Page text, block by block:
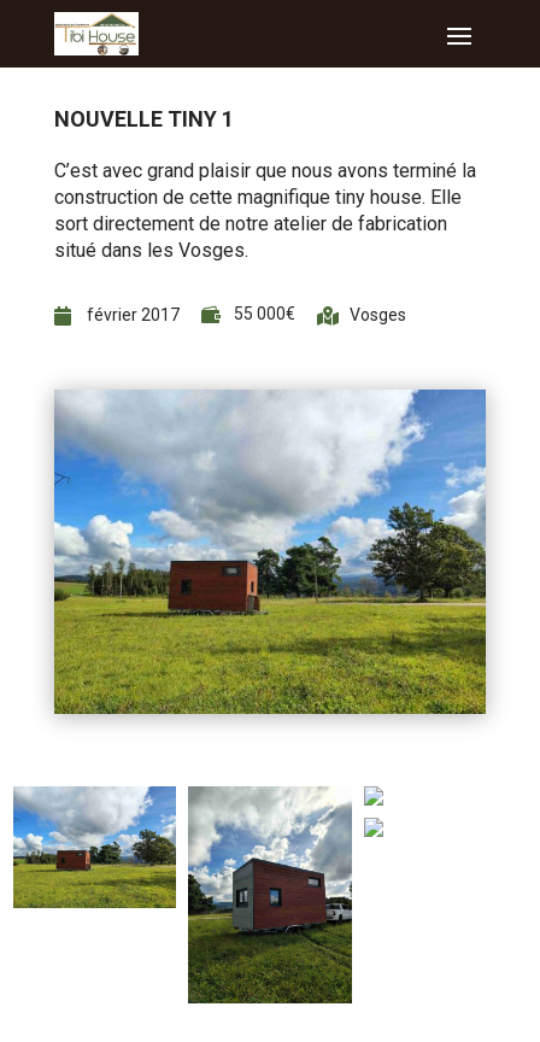
NOUVELLE TINY 1
C’est avec grand plaisir que nous avons terminé la
construction de cette magnifique tiny house. Elle
sort directement de notre atelier de fabrication
situé dans les Vosges.
 février 2017  55 000€  Vosges